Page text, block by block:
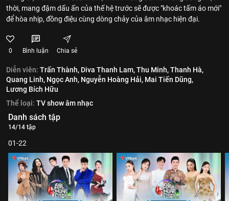
thời, mang đậm dấu ấn của thế hệ trước sẽ được "khoác tấm áo mới"
để hòa nhịp, đồng điệu cùng dòng chảy của âm nhạc hiện đại.
0 Bình luận Chia sẻ
Diễn viên: Trấn Thành, Diva Thanh Lam,Thu Minh,Thanh Hà,
Quang Linh, Ngọc Anh, Nguyễn Hoàng Hải, Mai Tiến Dũng,
Lương Bích Hữu
Thể loại: TV show âm nhạc
Danh sách tập
14/14 tập
01-22